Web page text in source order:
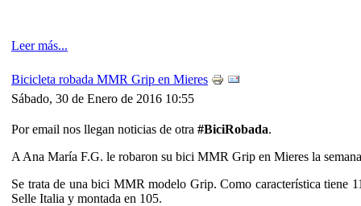
Leer más...
Bicicleta robada MMR Grip en Mieres
Sábado, 30 de Enero de 2016 10:55
Por email nos llegan noticias de otra #BiciRobada.
A Ana María F.G. le robaron su bici MMR Grip en Mieres la
Se trata de una bici MMR modelo Grip. Como característica tiene
Selle Italia y montada en 105.